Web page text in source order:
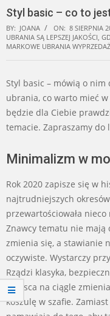
Styl basic – co to
BY: JOANA ON: 8 SIERPNIA
UBRANIA SĄ LEPSZEJ JAKOŚCI
MARKOWE UBRANIA WYPRZEDAŻ
Styl basic – mówią o nim
ubrania, co warto mieć
będzie dla Ciebie
temacie. Zapraszamy do
Minimalizm w
Rok 2020 zapisze się w
najtrudniejszych
przewartościowała
Znawcy tematu nie mają
zmienia się, a stawianie
oczywiste. Wystarczy
Rządzi klasyka,
miejsca na ciągle
koszulę w szafie.